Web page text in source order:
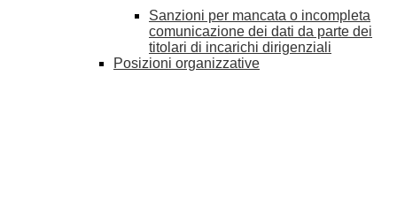
Sanzioni per mancata o incompleta
comunicazione dei dati da parte dei
titolari di incarichi dirigenziali
Posizioni organizzative